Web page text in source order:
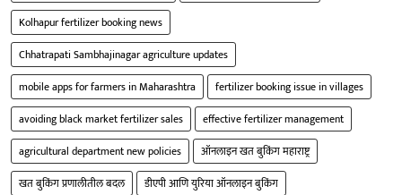
Kolhapur fertilizer booking news
Chhatrapati Sambhajinagar agriculture updates
mobile apps for farmers in Maharashtra
fertilizer booking issue in villages
avoiding black market fertilizer sales
effective fertilizer management
agricultural department new policies
ऑनलाइन खत बुकिंग महाराष्ट्र
खत बुकिंग प्रणालीतील बदल
डीएपी आणि युरिया ऑनलाइन बुकिंग